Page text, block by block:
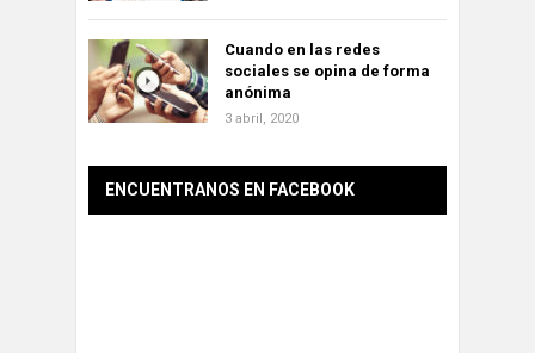
Cuando en las redes
sociales se opina de forma
anónima
3 abril, 2020
ENCUENTRANOS EN FACEBOOK